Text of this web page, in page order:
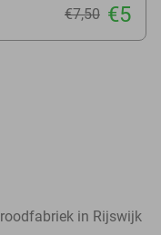
€7,50 €5
in Rijswijk